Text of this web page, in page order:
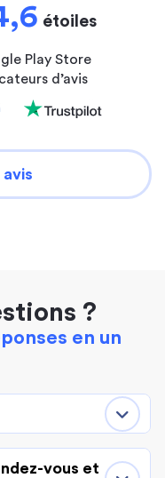
étoiles
Play Store
d’avis
?
en un
vous et